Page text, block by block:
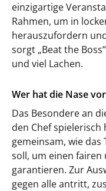
einzigartige
Rahmen, um in
herauszufordern
sorgt „Beat the
und viel Lachen.
Wer hat die Nase
Das Besondere an
den Chef
gemeinsam, wie das
soll, um einen
garantieren. Zur
gegen alle antritt,